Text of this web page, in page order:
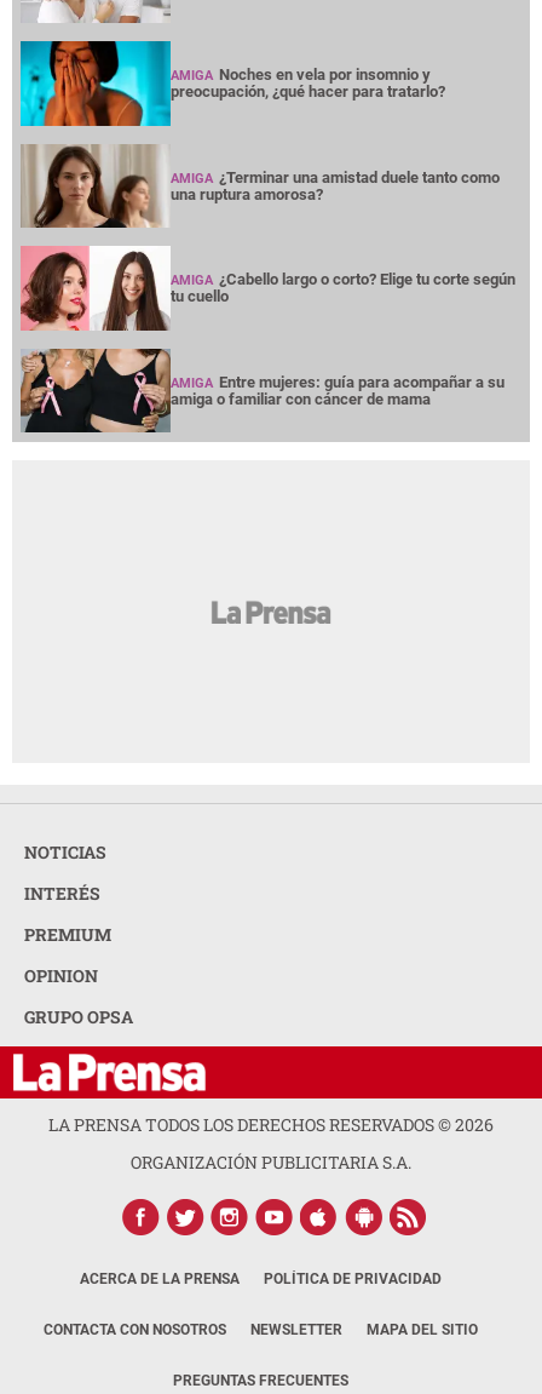
AMIGA Noches en vela por insomnio y
preocupación, ¿qué hacer para tratarlo?
AMIGA ¿Terminar una amistad duele tanto como
una ruptura amorosa?
AMIGA ¿Cabello largo o corto? Elige tu corte según
tu cuello
AMIGA Entre mujeres: guía para acompañar a su
amiga o familiar con cáncer de mama
NOTICIAS
INTERÉS
PREMIUM
OPINION
GRUPO OPSA
LA PRENSA TODOS LOS DERECHOS RESERVADOS ©2026
ORGANIZACIÓN PUBLICITARIA S.A.
ACERCA DE LA PRENSA POLÍTICA DE PRIVACIDAD
CONTACTA CON NOSOTROS NEWSLETTER MAPA DEL SITIO
PREGUNTAS FRECUENTES